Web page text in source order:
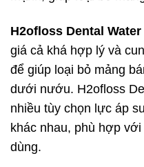
H2ofloss Dental
giá cả khá hợp lý và
để giúp loại bỏ mảng
dưới nướu. H2ofloss
nhiều tùy chọn lực áp
khác nhau, phù hợp
dùng.